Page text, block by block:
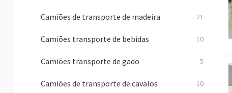
Camiões de transporte de madeira 21
Camiões transporte de bebidas 10
Camiões transporte de gado 5
Camiões de transporte de cavalos 10